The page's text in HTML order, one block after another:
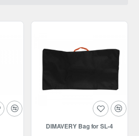
DIMAVERY Bag for SL-4